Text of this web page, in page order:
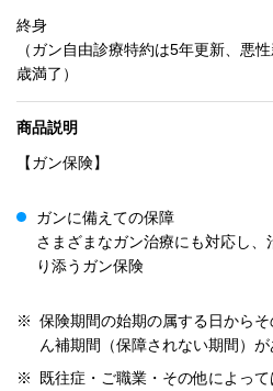
終身
（ガン自由診療特約は5年更新、悪
歳満了）
商品説明
【ガン保険】
ガンに備えての保障
さまざまなガン治療にも対応し
り添うガン保険
※ 保険期間の始期の属する日から
ん補期間（保障されない期間）が
※
既往症・ご職業・その他によっ